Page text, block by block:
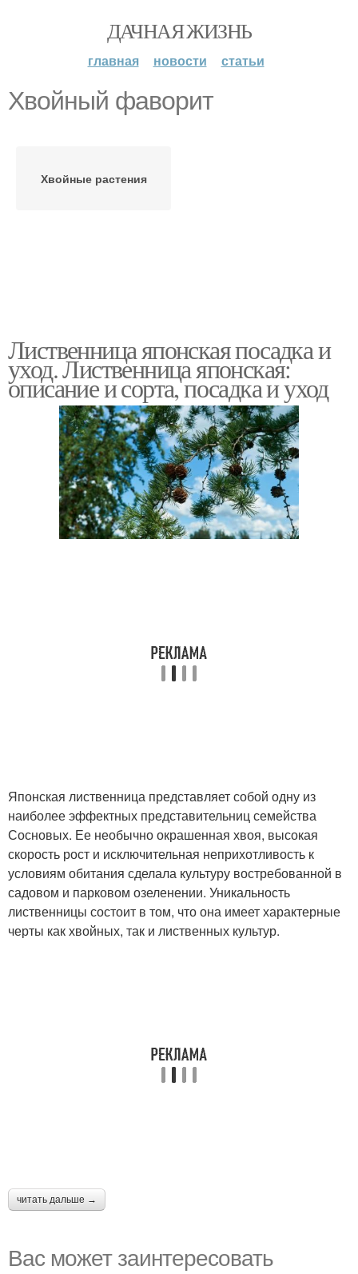
ДАЧНАЯ ЖИЗНЬ
главная новости статьи
Хвойный фаворит
Хвойные растения
Лиственница японская посадка и
уход. Лиственница японская:
описание и сорта, посадка и уход
Японская лиственница представляет собой одну из
наиболее эффектных представительниц семейства
Сосновых. Ее необычно окрашенная хвоя, высокая
скорость рост и исключительная неприхотливость к
условиям обитания сделала культуру востребованной в
садовом и парковом озеленении. Уникальность
лиственницы состоит в том, что она имеет характерные
черты как хвойных, так и лиственных культур.
читать дальше →
Вас может заинтересовать